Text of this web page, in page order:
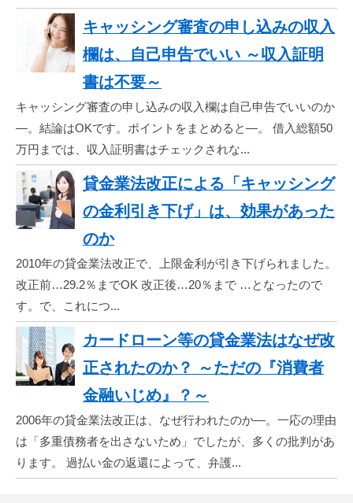
キャッシング審査の申し込みの収入
欄は、自己申告でいい ～収入証明
書は不要～
キャッシング審査の申し込みの収入欄は自己申告でいいのか
―。結論はOKです。ポイントをまとめると―。 借入総額50
万円までは、収入証明書はチェックされな...
貸金業法改正による「キャッシング
の金利引き下げ」は、効果があった
のか
2010年の貸金業法改正で、上限金利が引き下げられました。
改正前…29.2％までOK 改正後…20％まで …となったので
す。で、これにつ...
カードローン等の貸金業法はなぜ改
正されたのか？ ～ただの『消費者
金融いじめ』？～
2006年の貸金業法改正は、なぜ行われたのか―。一応の理由
は「多重債務者を出さないため」でしたが、多くの批判があ
ります。 過払い金の返還によって、弁護...